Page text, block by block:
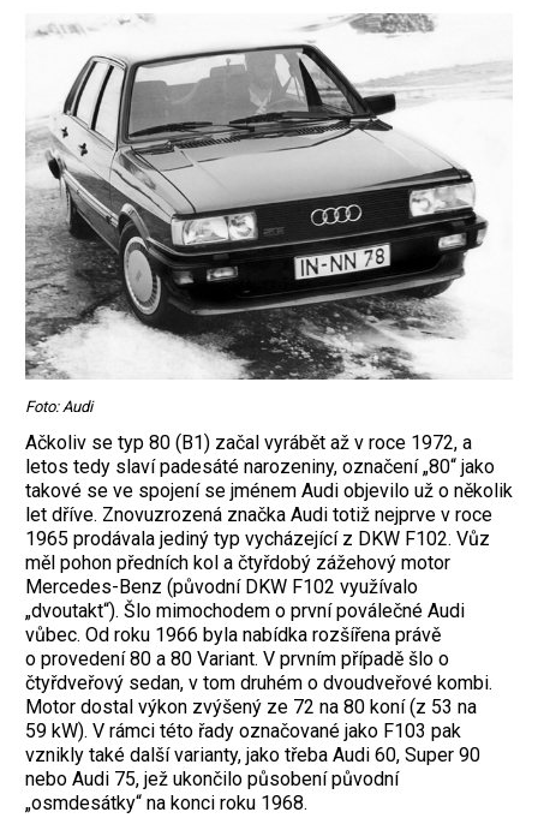
Foto: Audi
Ačkoliv se typ 80 (B1) začal vyrábět až v roce 1972, a
letos tedy slaví padesáté narozeniny, označení „80“ jako
takové se ve spojení se jménem Audi objevilo už o několik
let dříve. Znovuzrozená značka Audi totiž nejprve v roce
1965 prodávala jediný typ vycházející z DKW F102. Vůz
měl pohon předních kol a čtyřdobý zážehový motor
Mercedes-Benz (původní DKW F102 využívalo
„dvoutakt“). Šlo mimochodem o první poválečné Audi
vůbec. Od roku 1966 byla nabídka rozšířena právě
o provedení 80 a 80 Variant. V prvním případě šlo o
čtyřdveřový sedan, v tom druhém o dvoudveřové kombi.
Motor dostal výkon zvýšený ze 72 na 80 koní (z 53 na
59 kW). V rámci této řady označované jako F103 pak
vznikly také další varianty, jako třeba Audi 60, Super 90
nebo Audi 75, jež ukončilo působení původní
„osmdesátky“ na konci roku 1968.